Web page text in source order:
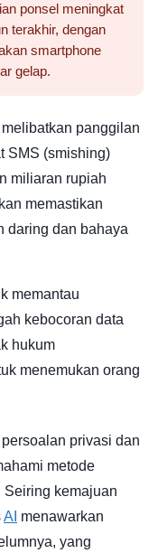
ponsel meningkat
terakhir, dengan
smartphone
gelap.
panggilan
SMS (smishing)
miliaran rupiah
memastikan
daring dan bahaya
memantau
kebocoran data
hukum
menemukan orang
privasi dan
metode
kemajuan
AI menawarkan
yang